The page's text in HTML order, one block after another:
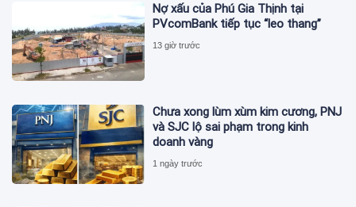
Nợ xấu của Phú Gia Thịnh tại
PVcomBank tiếp tục “leo thang”
13 giờ trước
Chưa xong lùm xùm kim cương, PNJ
và SJC lộ sai phạm trong kinh
doanh vàng
1 ngày trước